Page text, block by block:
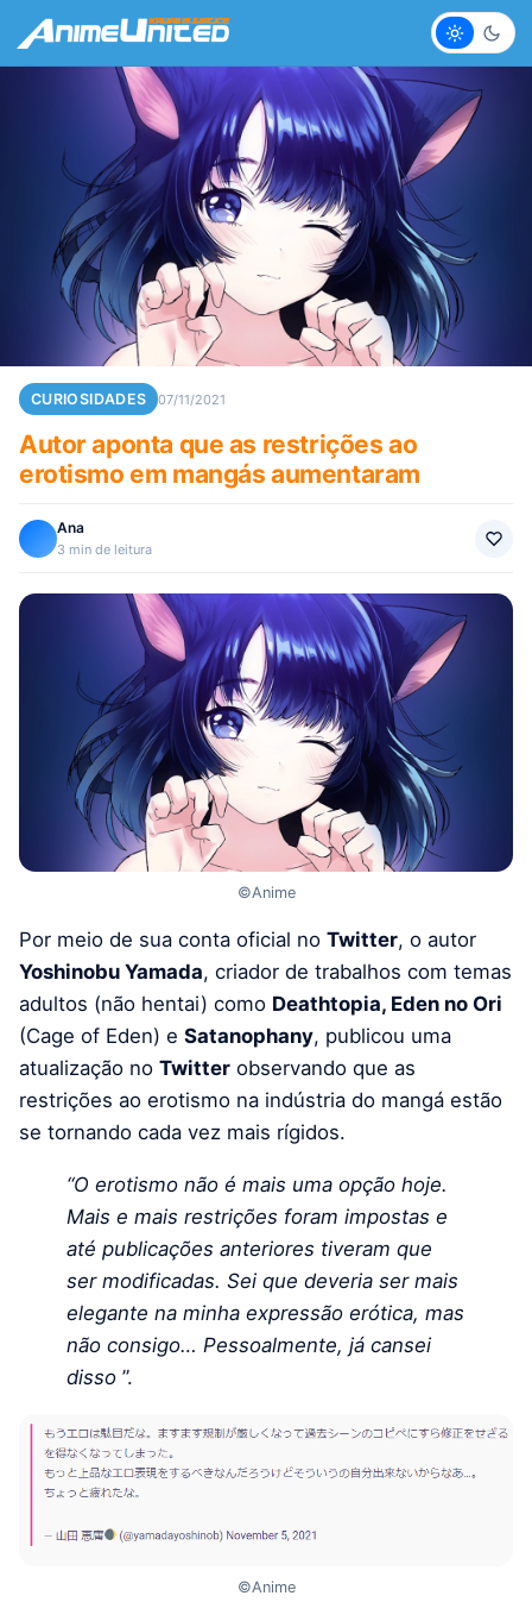
Claro
CURIOSIDADES 07/11/2021
Autor aponta que as restrições ao
erotismo em mangás aumentaram
Ana
3 min de leitura
©Anime
Por meio de sua conta oficial no Twitter, o autor
Yoshinobu Yamada, criador de trabalhos com temas
adultos (não hentai) como Deathtopia, Eden no Ori
(Cage of Eden) e Satanophany, publicou uma
atualização no Twitter observando que as
restrições ao erotismo na indústria do mangá estão
se tornando cada vez mais rígidos.
“O erotismo não é mais uma opção hoje.
Mais e mais restrições foram impostas e
até publicações anteriores tiveram que
ser modificadas. Sei que deveria ser mais
elegante na minha expressão erótica, mas
não consigo… Pessoalmente, já cansei
disso ”.
©Anime